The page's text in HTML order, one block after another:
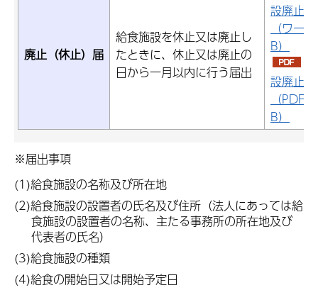
廃止（休止）届
給食施設を休止又は廃止し
たときに、休止又は廃止の
日から一月以内に行う届出
設廃止
（ワー
B）
設廃止
（PDF
B）
※届出事項
(1)給食施設の名称及び所在地
(2)給食施設の設置者の氏名及び住所（法人にあっては給
食施設の設置者の名称、主たる事務所の所在地及び
代表者の氏名）
(3)給食施設の種類
(4)給食の開始日又は開始予定日